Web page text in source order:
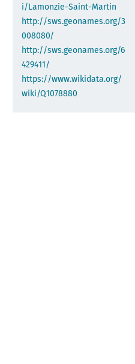
i/Lamonzie-Saint-Martin
http://sws.geonames.org/3
008080/
http://sws.geonames.org/6
429411/
https://www.wikidata.org/
wiki/Q1078880